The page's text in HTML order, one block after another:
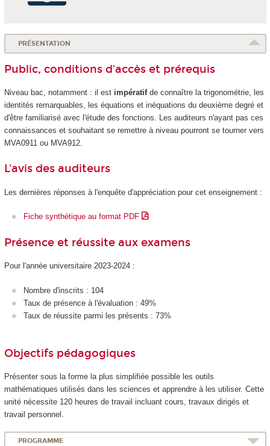
PRÉSENTATION
Public, conditions d’accès et prérequis
Niveau bac, notamment : il est impératifde connaître la trigonométrie, les
identités remarquables, les équations et inéquations du deuxième degré et
d'être familiarisé avec l'étude des fonctions. Les auditeurs n'ayant pas ces
connaissances et souhaitant se remettre à niveau pourront se tourner vers
MVA0911 ou MVA912.
L'avis des auditeurs
Les dernières réponses à l'enquête d'appréciation pour cet enseignement :
Fiche synthétique au format PDF
Présence et réussite aux examens
Pour l'année universitaire 2023-2024 :
Nombre d'inscrits : 104
Taux de présence à l'évaluation : 49%
Taux de réussite parmi les présents : 73%
Objectifs pédagogiques
Présenter sous la forme la plus simplifiée possible les outils
mathématiques utilisés dans les sciences et apprendre à les utiliser. Cette
unité nécessite 120 heures de travail incluant cours, travaux dirigés et
travail personnel.
PROGRAMME